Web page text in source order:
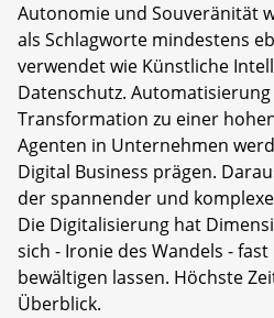
Autonomie und Souveränität
als Schlagworte mindestens
verwendet wie Künstliche
Datenschutz.
Transformation zu einer
Agenten in Unternehmen
Digital Business prägen.
der spannender und
Die Digitalisierung hat
sich - Ironie des Wandels -
bewältigen lassen. Höchste
Überblick.